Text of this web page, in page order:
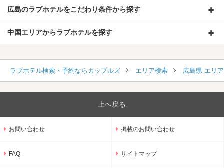
広島のラブホテルをこだわり条件から探す
中国エリアからラブホテルを探す
ラブホテル検索・予約ならカップルズ エリア検索 広島県 エリ
上へ戻る
お問い合わせ 掲載のお問い合わせ
FAQ サイトマップ